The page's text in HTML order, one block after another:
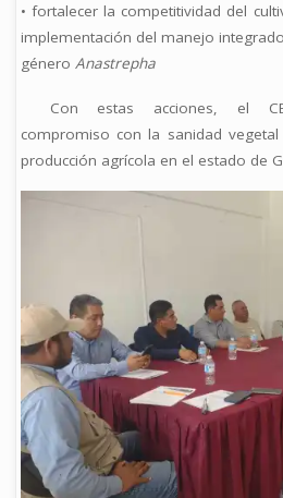
• fortalecer la competitividad del
implementación del manejo
género Anastrepha
Con estas acciones, el
compromiso con la sanidad
producción agrícola en el estado de